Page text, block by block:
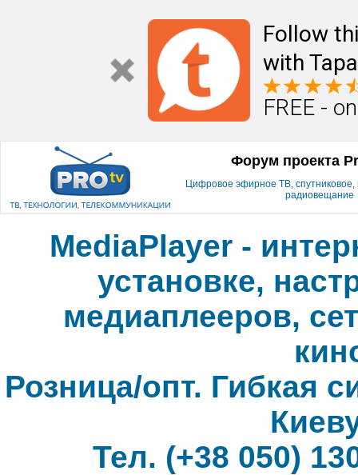
Follow
with
FREE -
Форум проекта
Цифровое эфирное ТВ, спутниковое,
радиовещание
MediaPlayer -
установке,
медиаплееров,
Розница/опт. Гибкая
Тел. (+38 050)